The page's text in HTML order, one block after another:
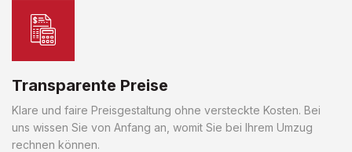
Transparente Preise
Klare und faire Preisgestaltung ohne versteckte Kosten. Bei
uns wissen Sie von Anfang an, womit Sie bei Ihrem Umzug
rechnen können.